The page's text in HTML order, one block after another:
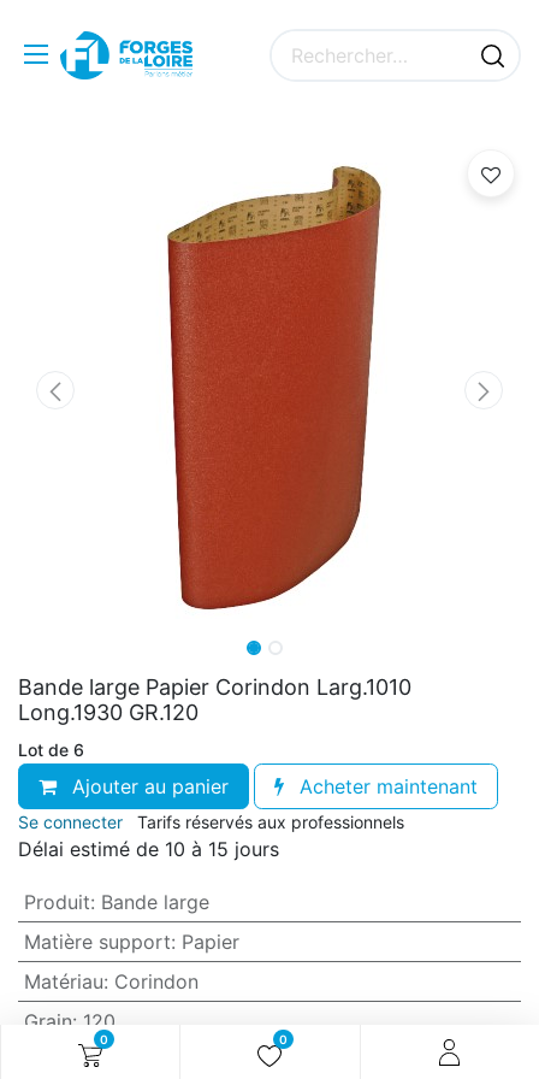
0 0
Bande large Papier Corindon Larg.1010
Long.1930 GR.120
Lot de 6
Ajouter au panier Acheter maintenant
Se connecter Tarifs réservés aux professionnels
Délai estimé de 10 à 15 jours
Produit: Bande large
Matière support: Papier
Matériau: Corindon
Grain: 120
Anti-encrassement
Non (standard)